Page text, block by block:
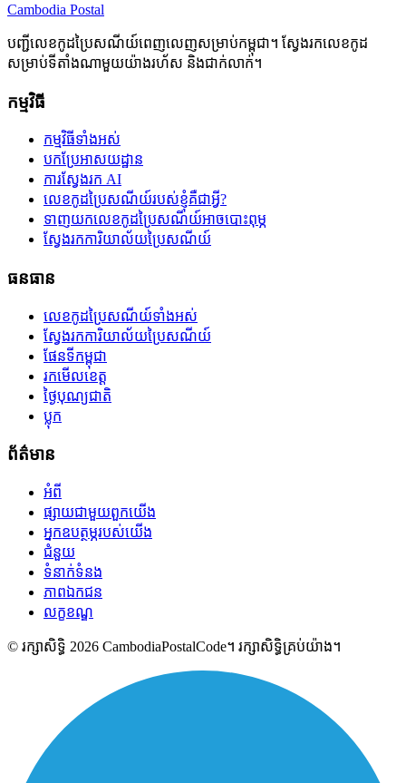
Cambodia Postal
បញ្ជីលេខកូដប្រៃសណីយ៍ពេញលេញសម្រាប់កម្ពុជា។ ស្វែងរកលេខកូដ
សម្រាប់ទីតាំងណាមួយយ៉ាងរហ័ស និងជាក់លាក់។
កម្មវិធី
កម្មវិធីទាំងអស់
បកប្រែអាសយដ្ឋាន
ការស្វែងរក AI
លេខកូដប្រៃសណីយ៍របស់ខ្ញុំគឺជាអ្វី?
ទាញយកលេខកូដប្រៃសណីយ៍អាចបោះពុម្ភ
ស្វែងរកការិយាល័យប្រៃសណីយ៍
ធនធាន
លេខកូដប្រៃសណីយ៍ទាំងអស់
ស្វែងរកការិយាល័យប្រៃសណីយ៍
ផែនទីកម្ពុជា
រកមើលខេត្ត
ថ្ងៃបុណ្យជាតិ
ប្លុក
ព័ត៌មាន
អំពី
ផ្សាយជាមួយពួកយើង
អ្នកឧបត្ថម្ភរបស់យើង
ជំនួយ
ទំនាក់ទំនង
ភាពឯកជន
លក្ខខណ្ឌ
© រក្សាសិទ្ធិ 2026 CambodiaPostalCode។ រក្សាសិទ្ធិគ្រប់យ៉ាង។